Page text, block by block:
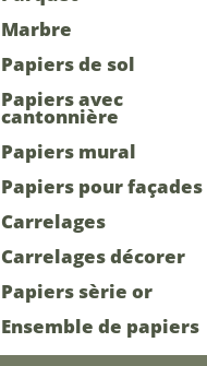
Marbre
Papiers de sol
Papiers avec
cantonnière
Papiers mural
Papiers pour façades
Carrelages
Carrelages décorer
Papiers sèrie or
Ensemble de papiers